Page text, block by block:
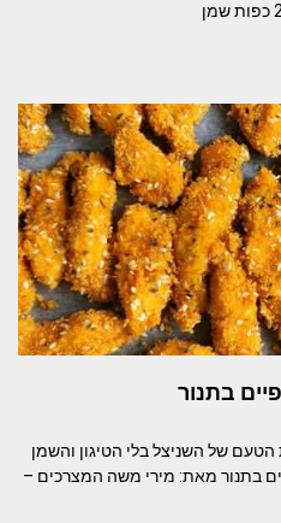
בתנור
של השניצל בלי הטיגון והשמן
בתנור מאת: מירי משה המצרכים –